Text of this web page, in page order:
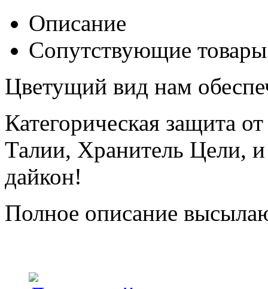
Описание
Сопутствующие товары
Цветущий вид нам
Категорическая защита
Талии, Хранитель Цели,
дайкон!
Полное описание